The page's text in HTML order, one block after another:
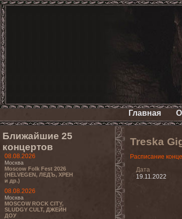
Главная
Ближайшие 25
концертов
08.08.2026
Москва
Moscow Folk Fest 2026
(HELVEGEN, ЛЕДЪ, ХРЕН
и др.)
08.08.2026
Москва
MOSCOW ROCK CITY,
SLUDGY CULT, ДЖЕЙН
ДОУ
Treska
Расписание
Дата
19.11.2022